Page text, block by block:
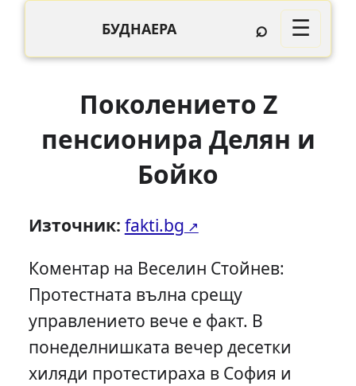
БУДНАЕРА ⌕ ☰
Поколението Z
пенсионира Делян и
Бойко
Източник: fakti.bg
Коментар на Веселин Стойнев:
Протестната вълна срещу
управлението вече e факт. В
понеделнишката вечер десетки
хиляди протестираха в София и